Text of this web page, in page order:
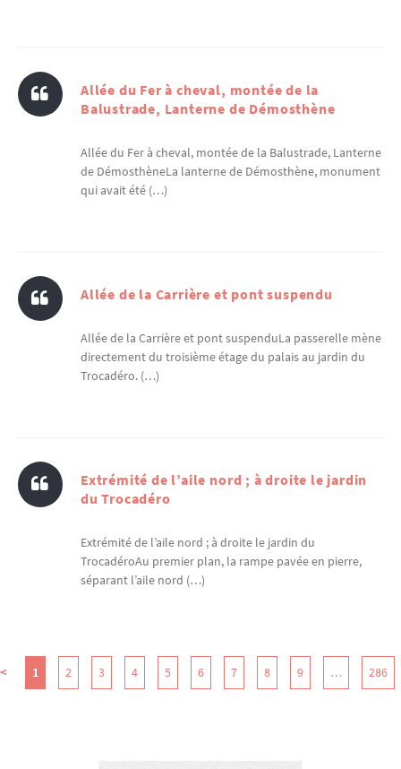
Allée du Fer à cheval, montée de la
Balustrade, Lanterne de Démosthène
Allée du Fer à cheval, montée de la Balustrade, Lanterne
de DémosthèneLa lanterne de Démosthène, monument
qui avait été (…)
Allée de la Carrière et pont suspendu
Allée de la Carrière et pont suspenduLa passerelle mène
directement du troisième étage du palais au jardin du
Trocadéro. (…)
Extrémité de l’aile nord ; à droite le jardin
du Trocadéro
Extrémité de l’aile nord ; à droite le jardin du
TrocadéroAu premier plan, la rampe pavée en pierre,
séparant l’aile nord (…)
< 1 2 3 4 5 6 7 8 9 … 286